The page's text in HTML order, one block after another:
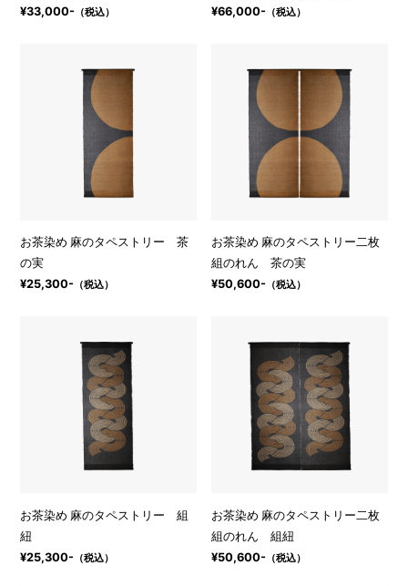
¥33,000- （税込） ¥66,000- （税込）
お茶染め 麻のタペストリー 茶
の実
¥25,300- （税込）
お茶染め 麻のタペストリー二枚
組のれん 茶の実
¥50,600- （税込）
お茶染め 麻のタペストリー 組
紐
¥25,300- （税込）
お茶染め 麻のタペストリー二枚
組のれん 組紐
¥50,600- （税込）